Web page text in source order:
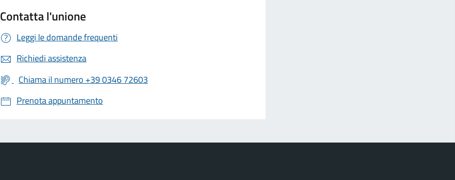
Contatta l'unione
Leggi le domande frequenti
Richiedi assistenza
Chiama il numero +39 0346 72603
Prenota appuntamento